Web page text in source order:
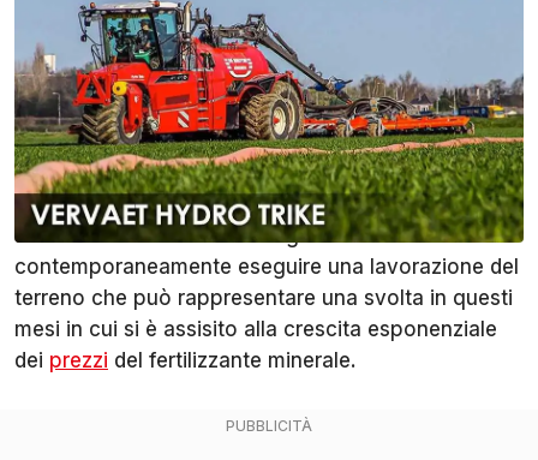
Di:Cristian Furini
8 Apr 2022alle17:00
Aggiungi OmniTrattore alle
fonti preferite su Google
Condividi
Vervaet è l’azienda olandese che costruisce Hydro
Trike, l'interruttore semovente per distribuire in
automatico fertilizzante e digestato e
contemporaneamente eseguire una lavorazione del
terreno che può rappresentare una svolta in questi
mesi in cui si è assisito alla crescita esponenziale
dei prezzi del fertilizzante minerale.